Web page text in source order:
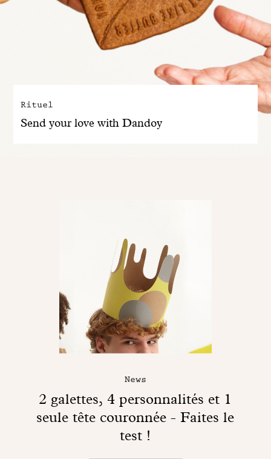
Mon compte
E-Shop
Rituel
Send your love with Dandoy
News
2 galettes, 4 personnalités et 1
seule tête couronnée - Faites le
test !